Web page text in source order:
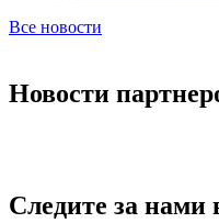
Все новости
Новости
Следите за нами